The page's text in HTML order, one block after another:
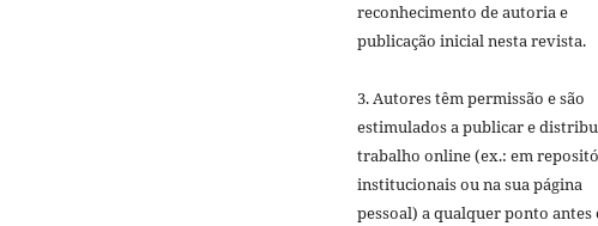
reconhecimento de autoria e
publicação inicial nesta revista.
3. Autores têm permissão e são
estimulados a publicar e
trabalho online (ex.: em
institucionais ou na sua página
pessoal) a qualquer ponto antes